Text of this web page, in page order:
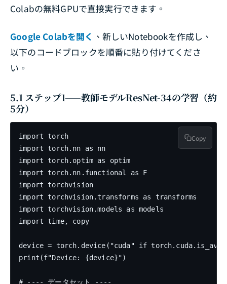
Colabの無料GPUで直接実行できます。
Google Colabを開く 、新しいNotebookを作成し、
以下のコードブロックを順番に貼り付けてくださ
い。
5.1 ステップ1——教師モデルResNet-34の学習（約
5分）
import torch
import torch.nn as nn
import torch.optim as optim
import torch.nn.functional as F
import torchvision
import torchvision.transforms as transforms
import torchvision.models as models
import time, copy
device = torch.device("cuda" if
print(f"Device: {device}")
# ---- データセット ----
Copy